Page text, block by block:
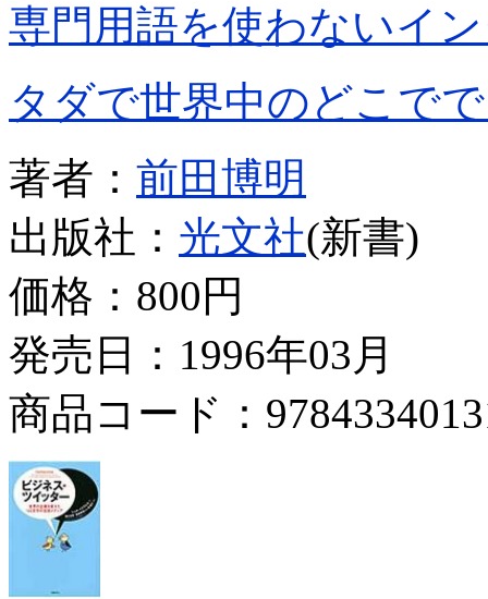
専門用語を使わないイ
タダで世界中のどこで
著者： 前田博明
出版社： 光文社(新書)
価格： 800円
発売日：1996年03月
商品コード：